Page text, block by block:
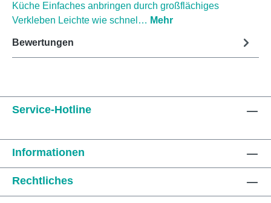
Küche Einfaches anbringen durch großflächiges
Verkleben Leichte wie schnel… Mehr
Bewertungen
Service-Hotline
Informationen
Rechtliches